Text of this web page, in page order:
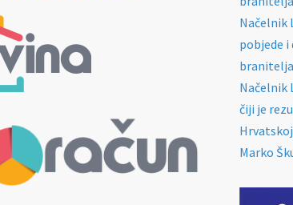
Načelnik
pobjede
branitelja
Načelnik
čiji je
Hrvatskoj
Marko